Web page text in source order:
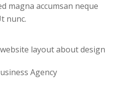
magna accumsan neque
nunc.
layout about design
Agency